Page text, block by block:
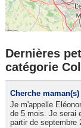
Dernières
catégorie
Cherche
Je m'appelle
de 5 mois. Je serai
partir de septembre